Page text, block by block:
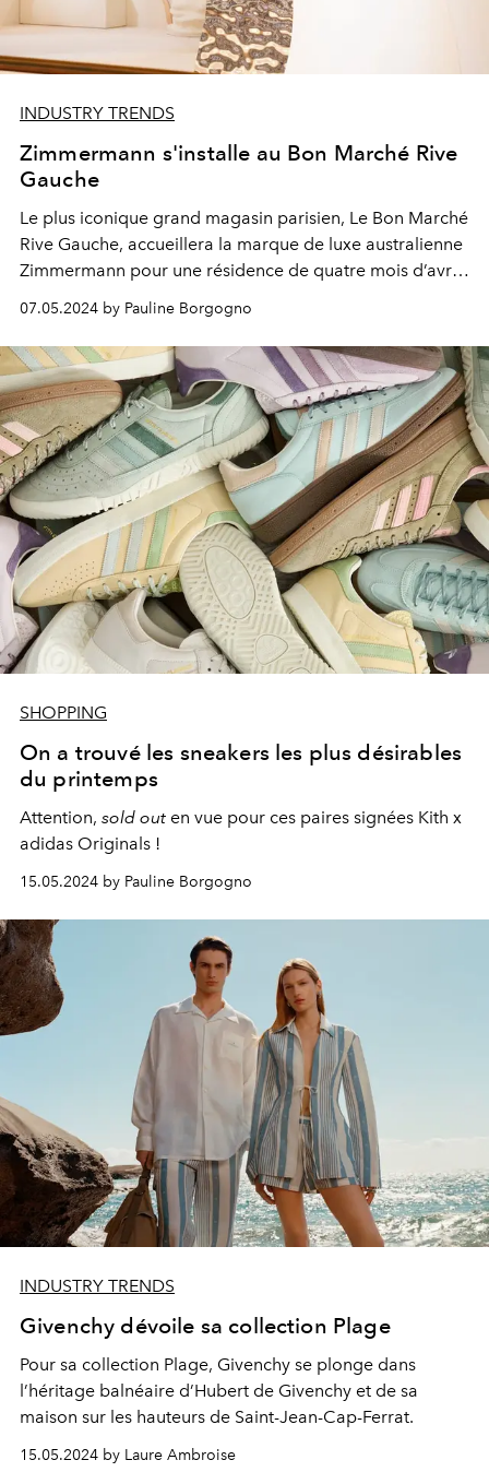
INDUSTRY TRENDS
Zimmermann s'installe au Bon Marché Rive
Gauche
Le plus iconique grand magasin parisien, Le Bon Marché
Rive Gauche, accueillera la marque de luxe australienne
Zimmermann pour une résidence de quatre mois d’avril
à août 2024.
07.05.2024 by Pauline Borgogno
SHOPPING
On a trouvé les sneakers les plus désirables
du printemps
Attention, sold out en vue pour ces paires signées Kith x
adidas Originals !
15.05.2024 by Pauline Borgogno
INDUSTRY TRENDS
Givenchy dévoile sa collection Plage
Pour sa collection Plage, Givenchy se plonge dans
l’héritage balnéaire d’Hubert de Givenchy et de sa
maison sur les hauteurs de Saint-Jean-Cap-Ferrat.
15.05.2024 by Laure Ambroise